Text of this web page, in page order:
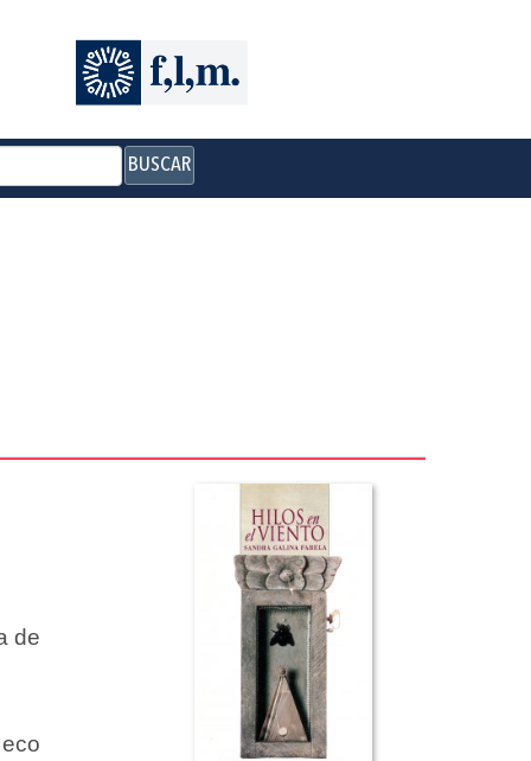
BUSCAR
de